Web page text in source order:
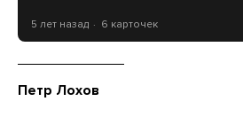
5 лет назад 6 карточек
Петр Лохов